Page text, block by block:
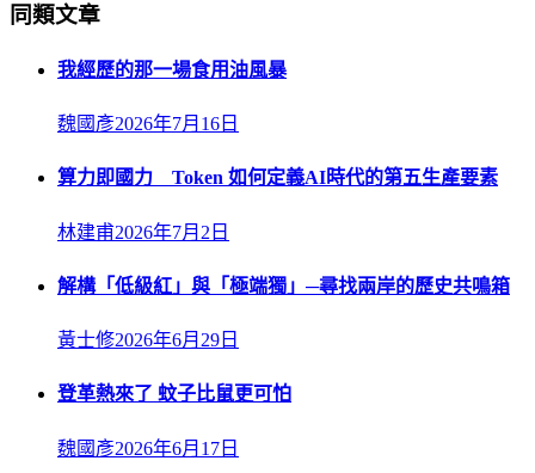
同類文章
我經歷的那一場食用油風暴
魏國彥2026年7月16日
算力即國力 Token 如何定義AI時代的第五生產要素
林建甫2026年7月2日
解構「低級紅」與「極端獨」─尋找兩岸的歷史共鳴箱
黃士修2026年6月29日
登革熱來了 蚊子比鼠更可怕
魏國彥2026年6月17日